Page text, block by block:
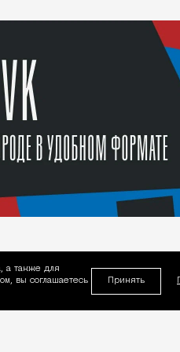
а также для
вы соглашаетесь
Принять